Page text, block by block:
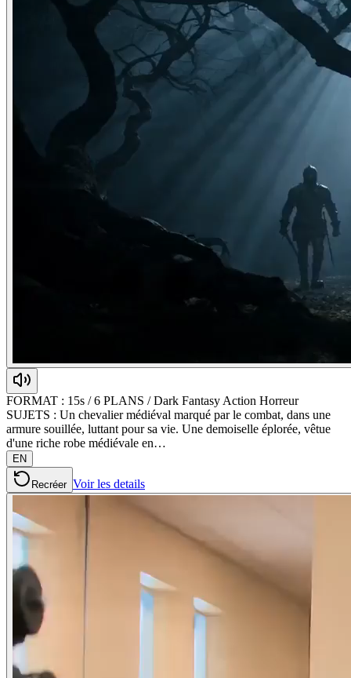
FORMAT : 15s / 6 PLANS / Dark Fantasy Action Horreur
SUJETS : Un chevalier médiéval marqué par le combat, dans une
armure souillée, luttant pour sa vie. Une demoiselle éplorée, vêtue
d'une riche robe médiévale en…
EN
Recréer Voir les details